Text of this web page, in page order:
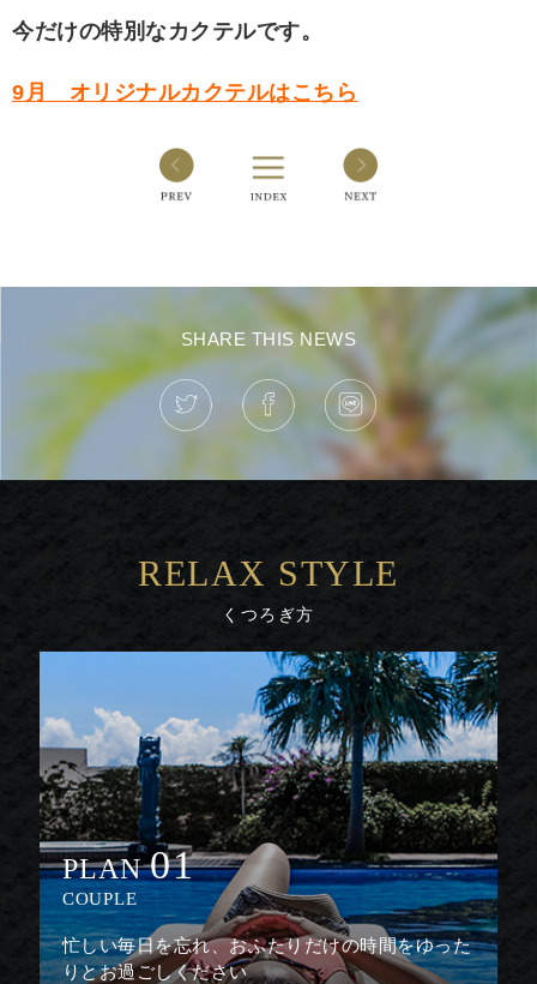
今だけの特別なカクテルです。
9月 オリジナルカクテルはこちら
SHARE THIS NEWS
RELAX STYLE
くつろぎ方
PLAN 01
COUPLE
忙しい毎日を忘れ、おふたりだけの時間をゆった
りとお過ごしください